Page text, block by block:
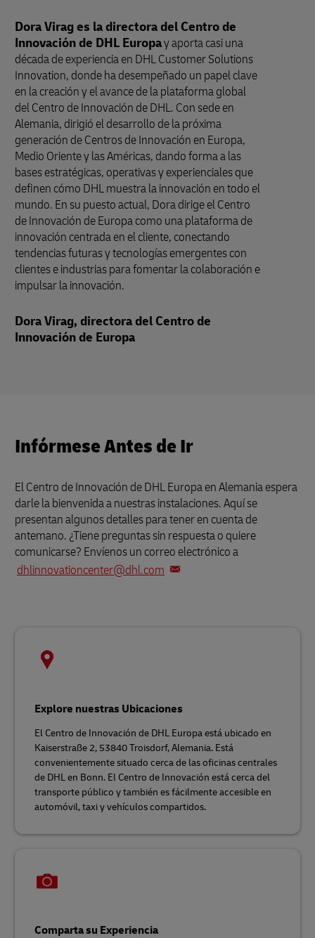
Dora Virag es la directora del Centro de
Innovación de DHL Europay aporta casi una
década de experiencia en DHL Customer Solutions
Innovation, donde ha desempeñado un papel clave
en la creación y el avance de la plataforma global
del Centro de Innovación de DHL. Con sede en
Alemania, dirigió el desarrollo de la próxima
generación de Centros de Innovación en Europa,
Medio Oriente y las Américas, dando forma a las
bases estratégicas, operativas y experienciales que
definen cómo DHL muestra la innovación en todo el
mundo. En su puesto actual, Dora dirige el Centro
de Innovación de Europa como una plataforma de
innovación centrada en el cliente, conectando
tendencias futuras y tecnologías emergentes con
clientes e industrias para fomentar la colaboración e
impulsar la innovación.
Dora Virag, directora del Centro de
Innovación de Europa
Infórmese Antes de Ir
El Centro de Innovación de DHL Europa en Alemania espera
darle la bienvenida a nuestras instalaciones. Aquí se
presentan algunos detalles para tener en cuenta de
antemano. ¿Tiene preguntas sin respuesta o quiere
comunicarse? Envíenos un correo electrónico a
dhlinnovationcenter@dhl.com
Explore nuestras Ubicaciones
El Centro de Innovación de DHL Europa está ubicado en
Kaiserstraße 2, 53840 Troisdorf, Alemania. Está
convenientemente situado cerca de las oficinas centrales
de DHL en Bonn. El Centro de Innovación está cerca del
transporte público y también es fácilmente accesible en
automóvil, taxi y vehículos compartidos.
Comparta su Experiencia